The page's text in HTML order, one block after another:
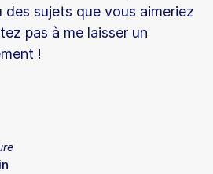
des sujets que vous aimeriez
pas à me laisser un
!